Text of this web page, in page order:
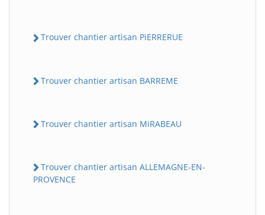
Trouver chantier artisan PiERRERUE
Trouver chantier artisan BARREME
Trouver chantier artisan MiRABEAU
Trouver chantier artisan ALLEMAGNE-EN-
PROVENCE